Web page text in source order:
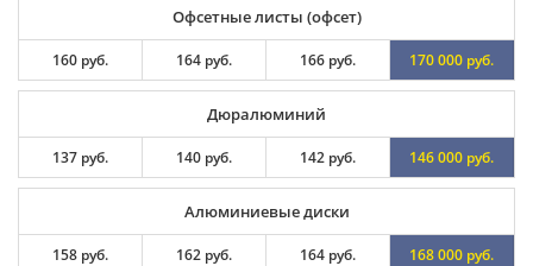
Офсетные листы (офсет)
160 руб. 164 руб. 166 руб. 170 000 руб.
Дюралюминий
137 руб. 140 руб. 142 руб. 146 000 руб.
Алюминиевые диски
158 руб. 162 руб. 164 руб. 168 000 руб.